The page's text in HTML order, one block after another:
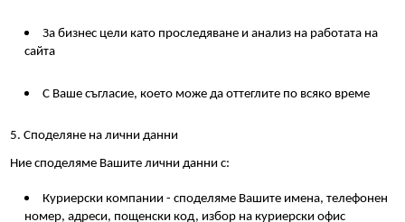
За бизнес цели като проследяване и анализ на работата на
сайта
С Ваше съгласие, което може да оттеглите по всяко време
5. Споделяне на лични данни
Ние споделяме Вашите лични данни с:
Куриерски компании - споделяме Вашите имена, телефонен
номер, адреси, пощенски код, избор на куриерски офис